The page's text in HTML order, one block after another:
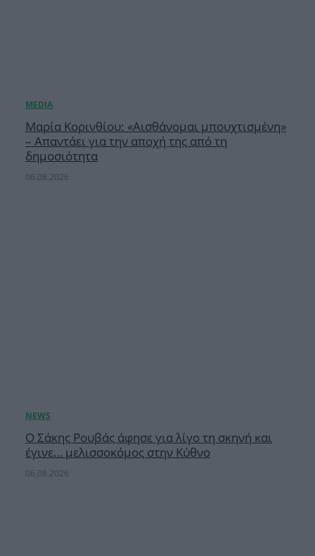
Μαρία Κορινθίου: «Αισθάνομαι μπουχτισμένη»
– Απαντάει για την αποχή της από τη
δημοσιότητα
06.08.2026
Ο Σάκης Ρουβάς άφησε για λίγο τη σκηνή και
έγινε… μελισσοκόμος στην Κύθνο
06.08.2026